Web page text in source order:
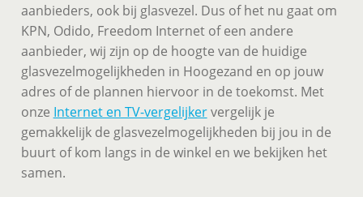
aanbieders, ook bij glasvezel. Dus of het nu gaat om
KPN, Odido, Freedom Internet of een andere
aanbieder, wij zijn op de hoogte van de huidige
glasvezelmogelijkheden in Hoogezand en op jouw
adres of de plannen hiervoor in de toekomst. Met
onze Internet en TV-vergelijkervergelijk je
gemakkelijk de glasvezelmogelijkheden bij jou in de
buurt of kom langs in de winkel en we bekijken het
samen.